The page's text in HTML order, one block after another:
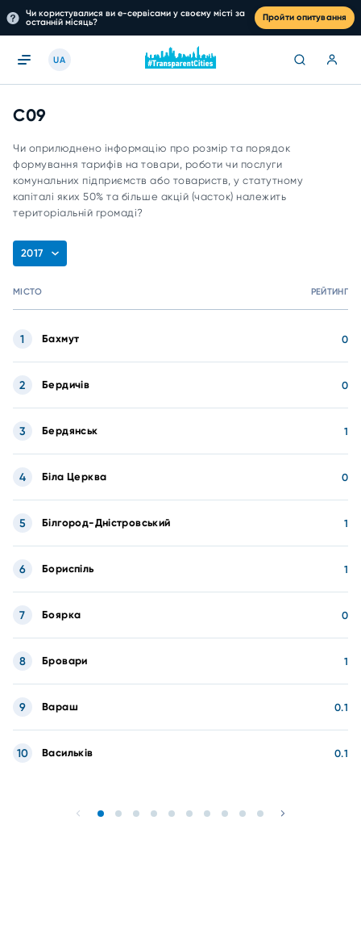
Чи користувалися ви е-сервісами у своєму місті за
останній місяць?
Пройти опитування
UA
C09
Чи оприлюднено інформацію про розмір та порядок
формування тарифів на товари, роботи чи послуги
комунальних підприємств або товариств, у статутному
капіталі яких 50% та більше акцій (часток) належить
територіальній громаді?
2017
МІСТО РЕЙТИНГ
Бахмут 0
1
Бердичів 0
2
Бердянськ 1
3
Біла Церква 0
4
Білгород-Дністровський 1
5
Бориспіль 1
6
Боярка 0
7
Бровари 1
8
Вараш 0.1
9
Васильків 0.1
10